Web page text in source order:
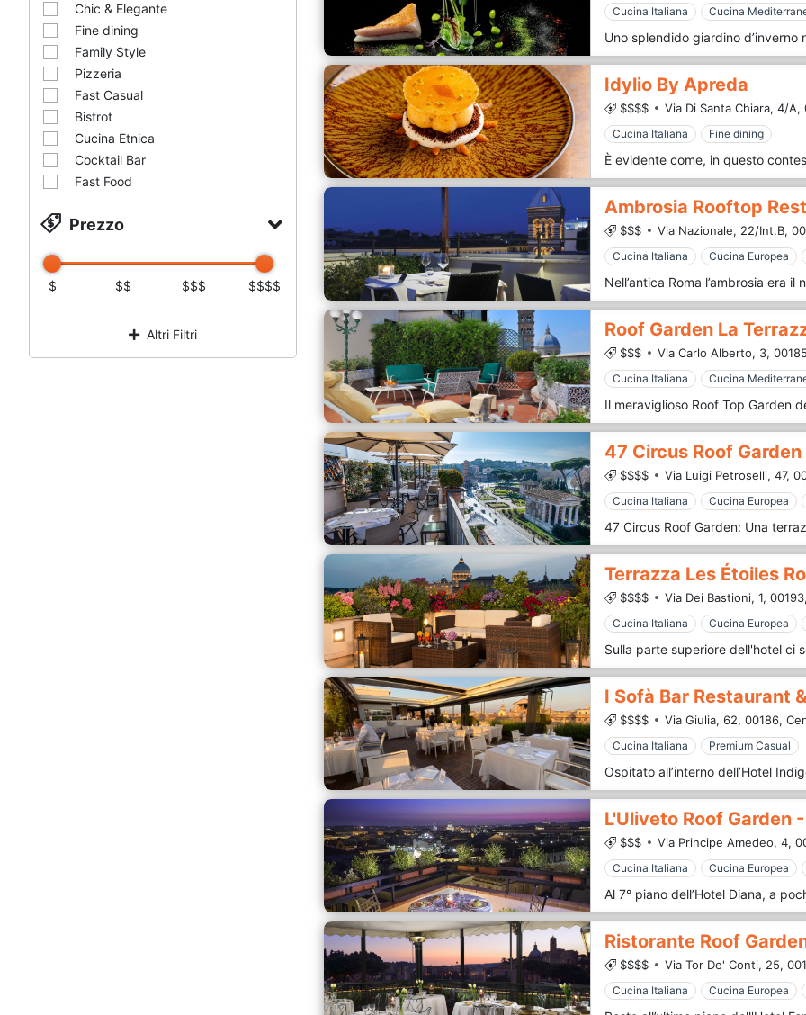
Chic & Elegante
Fine dining
Family Style
Pizzeria
Fast Casual
Bistrot
Cucina Etnica
Cocktail Bar
Fast Food
Prezzo
$ $$ $$$ $$$$
Altri Filtri
Cucina Italiana Cucina
Idylio By Apreda
$$$$ Via Di Santa Chiara, 4/A,
Cucina Italiana Fine dining
Ambrosia Rooftop
$$$ Via Nazionale, 22/Int.B,
Cucina Italiana Cucina Europea
Roof Garden La
$$$ Via Carlo Alberto, 3,
Cucina Italiana Cucina
47 Circus Roof Garden
$$$$ Via Luigi Petroselli, 47,
Cucina Italiana Cucina Europea
Terrazza Les Étoiles
$$$$ Via Dei Bastioni, 1, 00193,
Cucina Italiana Cucina Europea
I Sofà Bar Restaurant
$$$$ Via Giulia, 62, 00186,
Cucina Italiana Premium Casual
L'Uliveto Roof Garden
$$$ Via Principe Amedeo, 4,
Cucina Italiana Cucina Europea
Ristorante Roof
$$$$ Via Tor De' Conti, 25,
Cucina Italiana Cucina Europea